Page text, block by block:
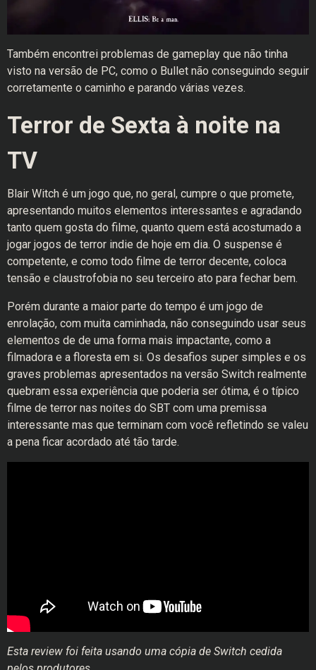
Também encontrei problemas de gameplay que não tinha
visto na versão de PC, como o Bullet não conseguindo seguir
corretamente o caminho e parando várias vezes.
Terror de Sexta à noite na
TV
Blair Witch é um jogo que, no geral, cumpre o que promete,
apresentando muitos elementos interessantes e agradando
tanto quem gosta do filme, quanto quem está acostumado a
jogar jogos de terror indie de hoje em dia. O suspense é
competente, e como todo filme de terror decente, coloca
tensão e claustrofobia no seu terceiro ato para fechar bem.
Porém durante a maior parte do tempo é um jogo de
enrolação, com muita caminhada, não conseguindo usar seus
elementos de de uma forma mais impactante, como a
filmadora e a floresta em si. Os desafios super simples e os
graves problemas apresentados na versão Switch realmente
quebram essa experiência que poderia ser ótima, é o típico
filme de terror nas noites do SBT com uma premissa
interessante mas que terminam com você refletindo se valeu
a pena ficar acordado até tão tarde.
Esta review foi feita usando uma cópia de Switch cedida